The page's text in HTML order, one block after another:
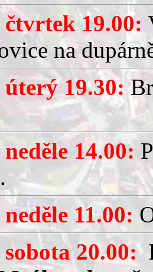
čtvrtek 19.00:
na
úterý 19.30:
14.00:
11.00:
20.00: